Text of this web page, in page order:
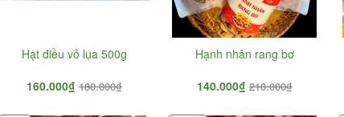
Hạt điều vỏ lụa 500g
160.000₫ 180.000₫
Hạnh nhân rang bơ
140.000₫ 210.000₫